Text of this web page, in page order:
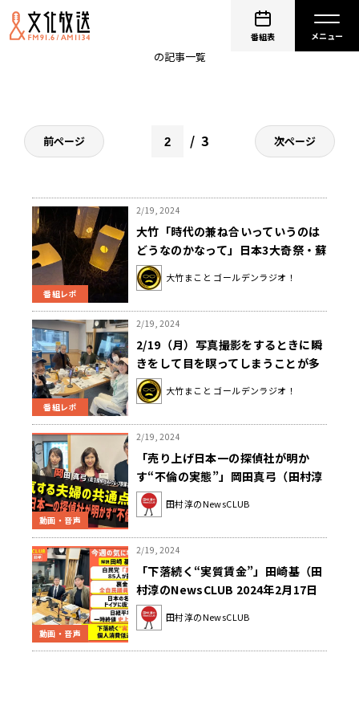
番組表
の記事一覧
前ページ 3 次ページ
番組レポ
2/19, 2024
大竹「時代の兼ね合いっていうのは
どうなのかなって」日本3大奇祭・蘇
民祭が千年以上の歴史に幕
大竹まこと ゴールデンラジオ！
番組レポ
2/19, 2024
2/19（月）写真撮影をするときに瞬
きをして目を瞑ってしまうことが多
い美穂さん！
大竹まこと ゴールデンラジオ！
動画・音声
2/19, 2024
「売り上げ日本一の探偵社が明か
す“不倫の実態”」岡田真弓（田村淳
のNewsCLUB 2024年2月17日後
半）
田村淳のNewsCLUB
動画・音声
2/19, 2024
「下落続く“実質賃金”」田崎基（田
村淳のNewsCLUB 2024年2月17日
前半）
田村淳のNewsCLUB